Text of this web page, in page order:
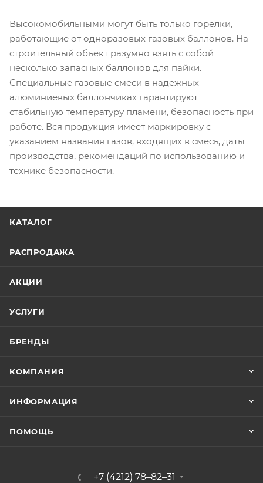
Высокомобильными могут быть только горелки,
работающие от одноразовых газовых баллонов. На
строительный объект разумно взять с собой
несколько запасных баллонов для пайки.
Специальные газовые смеси в надежных
алюминиевых баллончиках гарантируют
стабильную температуру пламени, безопасность при
работе. Вся продукция имеет маркировку с
указанием названия газов, входящих в смесь, даты
производства, рекомендаций по использованию и
технике безопасности.
КАТАЛОГ
РАСПРОДАЖА
АКЦИИ
УСЛУГИ
БРЕНДЫ
КОМПАНИЯ
ИНФОРМАЦИЯ
ПОМОЩЬ
+7 (4212) 78–82–31